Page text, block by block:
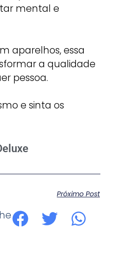
mental e
aparelhos, essa
a qualidade
pessoa.
e sinta os
Próximo Post